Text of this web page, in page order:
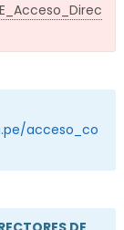
acceso_co